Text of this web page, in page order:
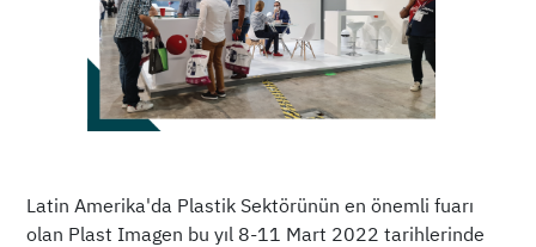
Latin Amerika'da Plastik Sektörünün en önemli fuarı
olan Plast Imagen bu yıl 8-11 Mart 2022 tarihlerinde